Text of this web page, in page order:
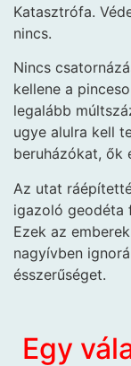
Katasztrófa.
nincs.
Nincs
kellene a
legalább
ugye alulra kell
beruházókat, ők
Az utat
igazoló geodéta
Ezek az
nagyívben
ésszerűséget.
Egy